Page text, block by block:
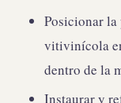
Posicionar
vitivinícola
dentro de la
Instaurar y